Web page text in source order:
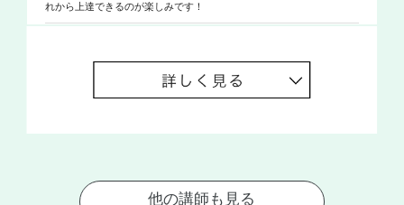
れから上達できるのが楽しみです！